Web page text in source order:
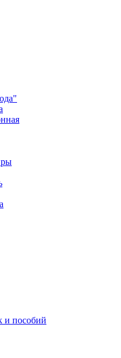
и пособий